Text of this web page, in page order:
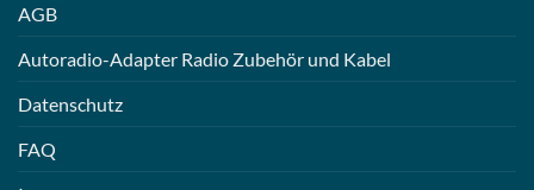
AGB
Autoradio-Adapter Radio Zubehör und Kabel
Datenschutz
FAQ